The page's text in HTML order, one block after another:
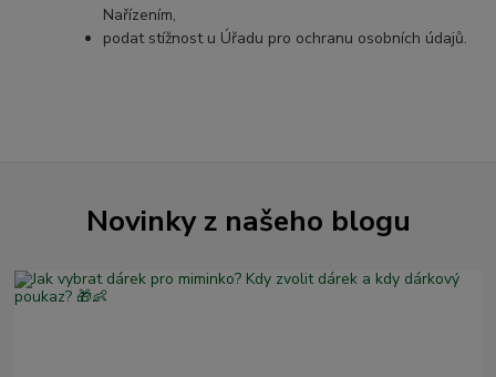
Nařízením,
podat stížnost u Úřadu pro ochranu osobních údajů.
Novinky z našeho blogu